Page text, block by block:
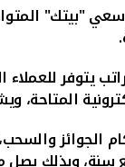
"بيتك"
يتوفر للعملاء